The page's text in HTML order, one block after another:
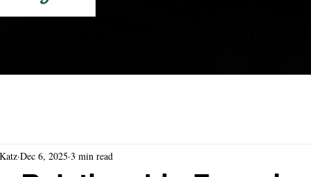
Dec 6, 2025 3 min read